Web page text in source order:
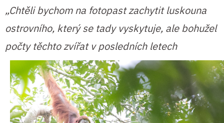
„Chtěli bychom na fotopast zachytit luskouna
ostrovního, který se tady vyskytuje, ale bohužel
počty těchto zvířat v posledních letech